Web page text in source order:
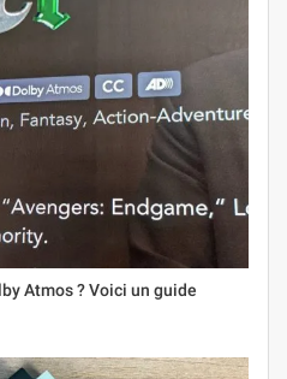
Atmos ? Voici un guide